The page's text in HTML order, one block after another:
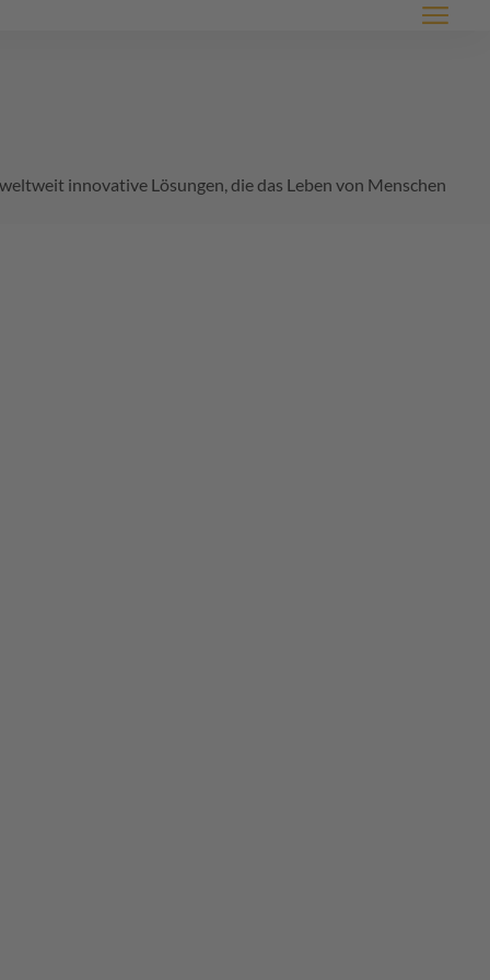
Menü
innovative Lösungen, die das Leben von Menschen